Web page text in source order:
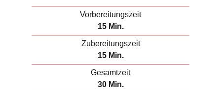
Vorbereitungszeit
15M
i
t
e
Min.
Zubereitungszeit
15M
i
Min.
Gesamtzeit
30MMin.